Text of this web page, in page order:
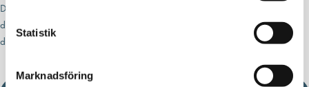
Statistik
Marknadsföring
Dieseltank 2500 liter
dubbelmantlad dieseltank
stationär
dieseltank